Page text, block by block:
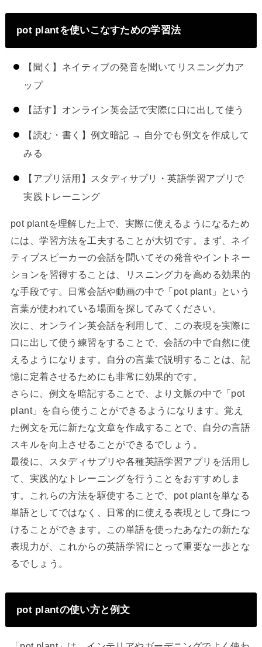
pot plantを使いこなすための学習法
【聞く】ネイティブの発音を聞いてリスニング力ア
ップ
【話す】オンライン英会話で実際に口に出して使う
【読む・書く】例文暗記 → 自分でも例文を作成して
みる
【アプリ活用】スタディサプリ・英語学習アプリで
実践トレーニング
pot plantを理解した上で、実際に使えるようになるため
には、学習方法を工夫することが大切です。まず、ネイ
ティブスピーカーの会話を聞いてその発音やイントネー
ションを習得することは、リスニング力を高める効果的
な手段です。日常会話や動画の中で「pot plant」という
言葉が使われている場面を探してみてください。
次に、オンライン英会話を利用して、この表現を実際に
口に出して使う練習をすることで、会話の中で自然に使
えるようになります。自分の言葉で説明することは、記
憶に定着させるためにも非常に効果的です。
さらに、例文を暗記することで、より文脈の中で「pot
plant」を自ら使うことができるようになります。覚え
た例文を元に新たな文章を作成することで、自分の言語
スキルを向上させることができるでしょう。
最後に、スタディサプリや各種英語学習アプリを活用し
て、実践的なトレーニングを行うことをおすすめしま
す。これらの方法を駆使することで、pot plantを単なる
単語としてではなく、日常的に使える表現として身につ
けることができます。この単語を使ったあなたの新たな
表現力が、これからの英語学習にとって重要な一歩とな
るでしょう。
pot plantの使い方と例文